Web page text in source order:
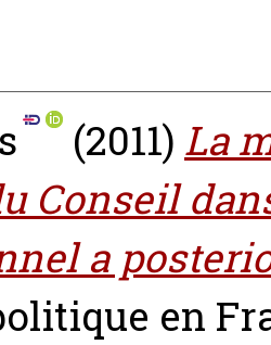
(2011) La
Conseil
a
en